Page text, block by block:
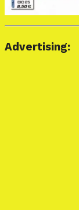
Advertising: